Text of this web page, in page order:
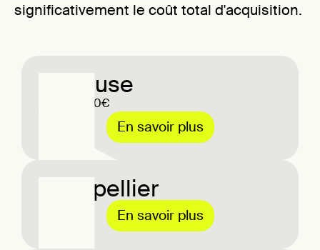
significativement le coût total d'acquisition.
Toulouse
jusqu'a 800€
En savoir plus
Montpellier
En savoir plus